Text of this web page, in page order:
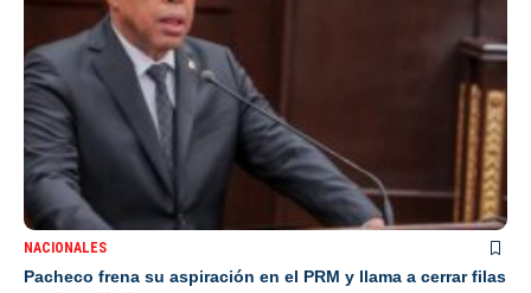
NACIONALES
Pacheco frena su aspiración en el PRM y llama a cerrar filas